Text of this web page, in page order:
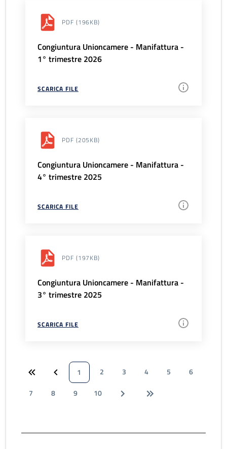
PDF (196KB)
Congiuntura Unioncamere - Manifattura -
1° trimestre 2026
SCARICA FILE
PDF (205KB)
Congiuntura Unioncamere - Manifattura -
4° trimestre 2025
SCARICA FILE
PDF (197KB)
Congiuntura Unioncamere - Manifattura -
3° trimestre 2025
SCARICA FILE
1 2 3 4 5
6
7
8 9 10